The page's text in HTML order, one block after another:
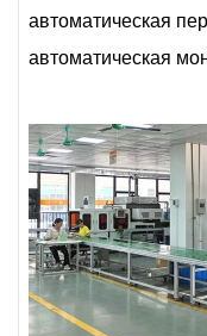
автоматическая
автоматическая